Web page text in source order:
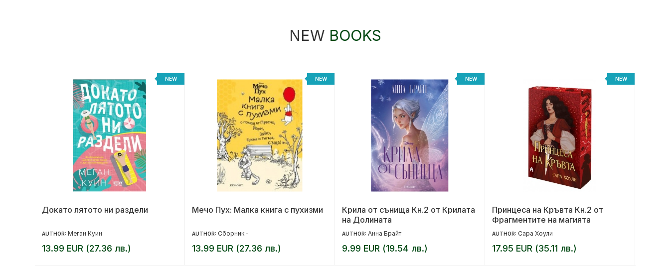
NEW BOOKS
NEW
Докато лятото ни раздели
AUTHOR: Меган Куин
13.99 EUR (27.36 лв.)
NEW
Мечо Пух: Малка книга с пухизми
AUTHOR: Сборник -
13.99 EUR (27.36 лв.)
NEW
Крила от сънища Кн.2 от Крилата
на Долината
AUTHOR: Анна Брайт
9.99 EUR (19.54 лв.)
NEW
Принцеса на Кръвта Кн.2 от
Фрагментите на магията
AUTHOR: Сара Хоули
17.95 EUR (35.11 лв.)